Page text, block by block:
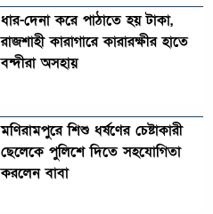
ধার-দেনা করে পাঠাতে হয় টাকা,
রাজশাহী কারাগারে কারারক্ষীর হাতে
বন্দীরা অসহায়
মণিরামপুরে শিশু ধর্ষণের চেষ্টাকারী
ছেলেকে পুলিশে দিতে সহযোগিতা
করলেন বাবা